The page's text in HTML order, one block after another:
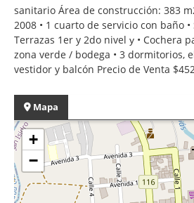
sanitario Área de construcción: 383
2008 • 1 cuarto de servicio con baño
Terrazas 1er y 2do nivel у • Cochera
zona verde / bodega • 3 dormitorios,
vestidor y balcón Precio de Venta
Mapa
+
−